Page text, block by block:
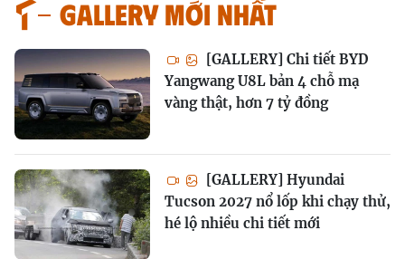
GALLERY MỚI NHẤT
[GALLERY] Chi tiết BYD
Yangwang U8L bản 4 chỗ mạ
vàng thật, hơn 7 tỷ đồng
[GALLERY] Hyundai
Tucson 2027 nổ lốp khi chạy thử,
hé lộ nhiều chi tiết mới